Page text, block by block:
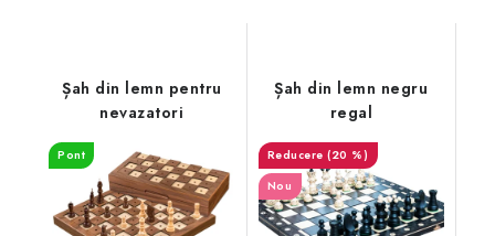
Șah din lemn pentru
nevazatori
Pont
Șah din lemn negru
regal
(20 %)
Nou